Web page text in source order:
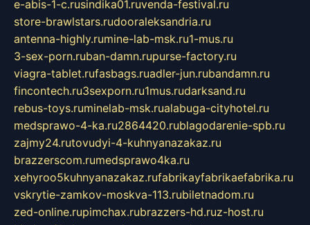
e-abis-1-c.rusindika01.ruvenda-festival.ru
store-brawlstars.rudooraleksandria.ru
antenna-highly.rumine-lab-msk.ru1-mus.ru
3-sex-porn.ruban-damn.rupurse-factory.ru
viagra-tablet.rufasbags.ruadler-jun.rubandamn.ru
fincontech.ru3sexporn.ru1mus.rudarksand.ru
rebus-toys.ruminelab-msk.rualabuga-cityhotel.ru
medsprawo-4-ka.ru2864420.rublagodarenie-spb.ru
zajmy24.rutovudyi-4-kuhnyanazakaz.ru
brazzerscom.rumedsprawo4ka.ru
xehyroo5kuhnyanazakaz.rufabrikayfabrikaefabrika.ru
vskrytie-zamkov-moskva-113.rubiletnadom.ru
zed-online.rupimchax.rubrazzers-hd.ruz-host.ru